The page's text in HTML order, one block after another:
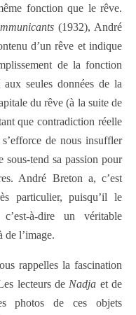
fonction que le rêve.
(1932), André
d’un rêve et indique
de la fonction
seules données de la
du rêve (à la suite de
que contradiction réelle
de nous insuffler
tend sa passion pour
André Breton a, c’est
particulier, puisqu’il le
à-dire un véritable
de l’image.
rappelles la fascination
lecteurs deNadja et de
photos de ces objets